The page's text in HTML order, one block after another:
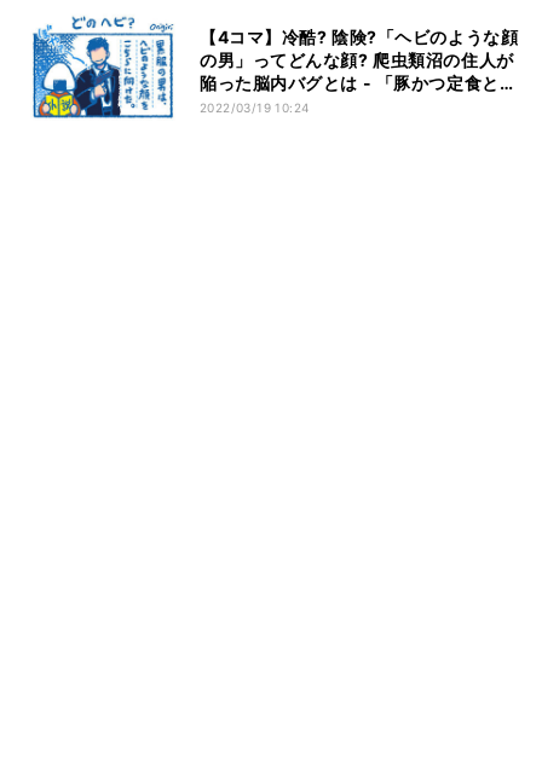
【4コマ】冷酷? 陰険?「ヘビのような顔
の男」ってどんな顔? 爬虫類沼の住人が
陥った脳内バグとは - 「豚かつ定食とか
ご馳走してくれそう」「元来の意味が霧
2022/03/19 10:24